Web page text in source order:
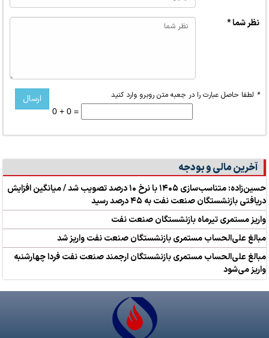
نظر شما *
* لطفا حاصل عبارت را در جعبه متن روبرو وارد کنید
0 + 0 =
آخرین مالی و بودجه
حسین‌زاده: متناسب‌سازی ۱۴۰۵ با نرخ ۱۰ درصد تصویب شد / میانگین افزایش
دریافتی بازنشستگان صنعت نفت به ۴۵ درصد رسید
واریز مستمری تیرماه بازنشستگان صنعت نفت
مبالغ علی‌الحساب مستمری بازنشستگان صنعت نفت واریز شد
مبالغ علی‌الحساب مستمری بازنشستگان ارجمند صنعت نفت فردا چهارشنبه
واریز می‌شود